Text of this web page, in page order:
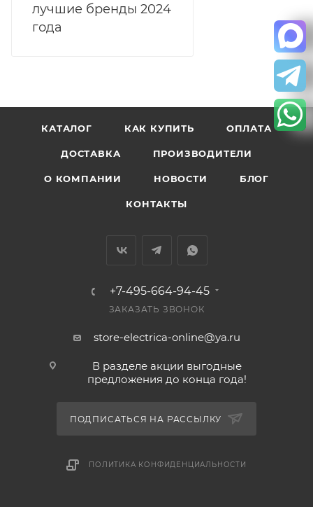
лучшие бренды 2024
года
КАТАЛОГ КАК КУПИТЬ ОПЛАТА
ДОСТАВКА ПРОИЗВОДИТЕЛИ
О КОМПАНИИ НОВОСТИ БЛОГ
КОНТАКТЫ
+7-495-664-94-45
ЗАКАЗАТЬ ЗВОНОК
store-electrica-online@ya.ru
В разделе акции выгодные
предложения до конца года!
ПОДПИСАТЬСЯ НА РАССЫЛКУ
ПОЛИТИКА КОНФИДЕНЦИАЛЬНОСТИ